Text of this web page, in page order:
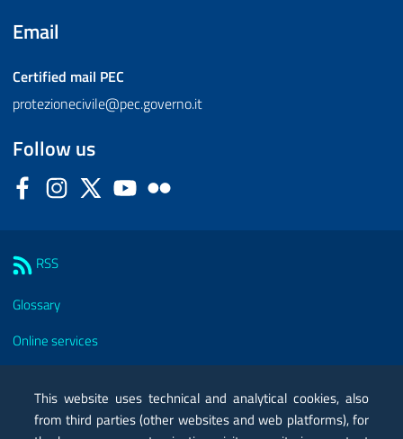
Email
Certified mail PEC
protezionecivile@pec.governo.it
Follow us
FacebookInstagram
Twitter YouTube
RSS
Glossary
Online services
Certified mail PEC
This website uses technical and analytical cookies, also
from third parties (other websites and web platforms), for